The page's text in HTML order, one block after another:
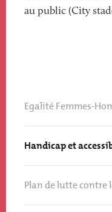
Egalité Femmes-
Handicap et
Plan de lutte
au public (City